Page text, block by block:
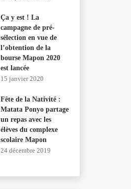
Ça y est ! La
campagne de pré-
sélection en vue de
l’obtention de la
bourse Mapon 2020
est lancée
15 janvier 2020
Fête de la Nativité :
Matata Ponyo partage
un repas avec les
élèves du complexe
scolaire Mapon
24 décembre 2019